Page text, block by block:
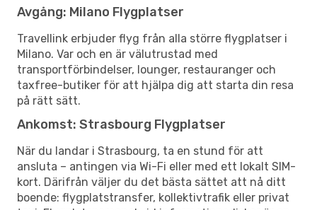
Avgång: Milano Flygplatser
Travellink erbjuder flyg från alla större flygplatser i
Milano. Var och en är välutrustad med
transportförbindelser, lounger, restauranger och
taxfree-butiker för att hjälpa dig att starta din resa
på rätt sätt.
Ankomst: Strasbourg Flygplatser
När du landar i Strasbourg, ta en stund för att
ansluta – antingen via Wi-Fi eller med ett lokalt SIM-
kort. Därifrån väljer du det bästa sättet att nå ditt
boende: flygplatstransfer, kollektivtrafik eller privat